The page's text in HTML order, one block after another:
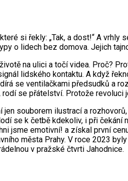
si řekly: „Tak, a dost!“ A
o lidech bez domova. Jejich
na ulici a točí videa. Proč?
lidského kontaktu. A když
se ventilačkami předsudků a
se přátelství. Protože
jen souborem ilustrací a
se k četbě kdekoliv, i při
jsme emotivní! a získal první
města Prahy. V roce 2023
v pražské čtvrti Jahodnice.